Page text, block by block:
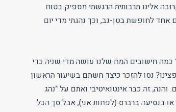
אלינו תרבותית הרגשתי מספיק בטוח
לחופשת בטן-גב, וכך נהגתי מדי יום
חישובים המח שלנו עושה מדי שניה כדי
נסו להזכר כיצד חשתם בשיעור הראשון
זה כבר אינטואיטיבי ואתם על "נהג
או בנסיעה ברברס (לפחות אני), אבל סך הכל